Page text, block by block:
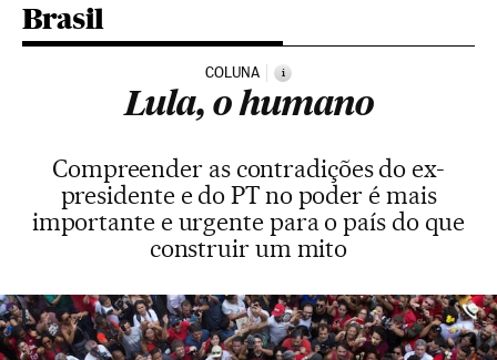
Brasil
COLUNA i
Lula, o humano
Compreender as contradições do ex-
presidente e do PT no poder é mais
importante e urgente para o país do que
construir um mito